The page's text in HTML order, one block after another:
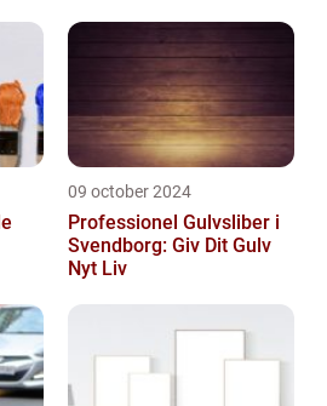
09 october 2024
Professionel Gulvsliber i
Svendborg: Giv Dit Gulv
Nyt Liv